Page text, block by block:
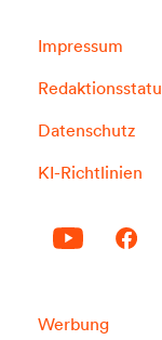
Impressum
Datenschutz
KI-Richtlinien
Werbung